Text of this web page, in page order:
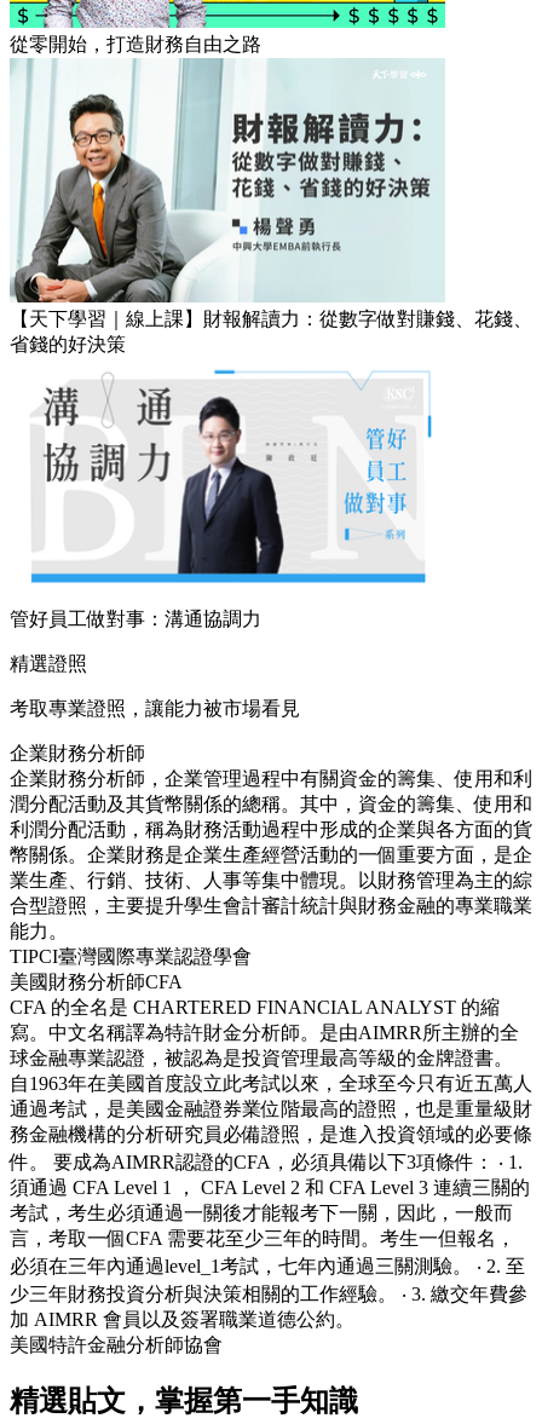
從零開始，打造財務自由之路
【天下學習｜線上課】財報解讀力：從數字做對賺錢、花錢、
省錢的好決策
管好員工做對事：溝通協調力
精選證照
考取專業證照，讓能力被市場看見
企業財務分析師
企業財務分析師，企業管理過程中有關資金的籌集、使用和利
潤分配活動及其貨幣關係的總稱。其中，資金的籌集、使用和
利潤分配活動，稱為財務活動過程中形成的企業與各方面的貨
幣關係。企業財務是企業生產經營活動的一個重要方面，是企
業生產、行銷、技術、人事等集中體現。以財務管理為主的綜
合型證照，主要提升學生會計審計統計與財務金融的專業職業
能力。
TIPCI臺灣國際專業認證學會
美國財務分析師CFA
CFA 的全名是 CHARTERED FINANCIAL ANALYST 的縮
寫。中文名稱譯為特許財金分析師。是由AIMRR所主辦的全
球金融專業認證，被認為是投資管理最高等級的金牌證書。
自1963年在美國首度設立此考試以來，全球至今只有近五萬人
通過考試，是美國金融證券業位階最高的證照，也是重量級財
務金融機構的分析研究員必備證照，是進入投資領域的必要條
件。 要成為AIMRR認證的CFA，必須具備以下3項條件： ‧ 1.
須通過 CFA Level 1 ， CFA Level 2 和 CFA Level 3 連續三關的
考試，考生必須通過一關後才能報考下一關，因此，一般而
言，考取一個CFA 需要花至少三年的時間。考生一但報名，
必須在三年內通過level_1考試，七年內通過三關測驗。 ‧ 2. 至
少三年財務投資分析與決策相關的工作經驗。 ‧ 3. 繳交年費參
加 AIMRR 會員以及簽署職業道德公約。
美國特許金融分析師協會
精選貼文，掌握第一手知識